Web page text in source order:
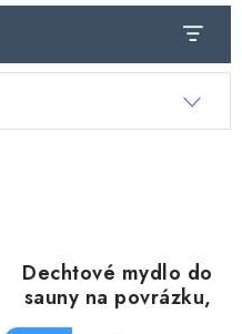
Dechtové mydlo do
sauny na povrázku,